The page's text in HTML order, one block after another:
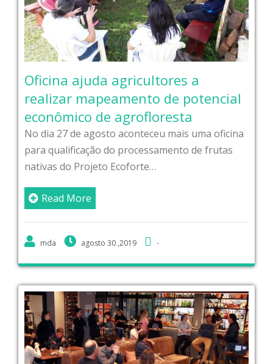
Oficina ajuda agricultores a
realizar mapeamento de potencial
econômico de agrofloresta
No dia 27 de agosto aconteceu mais uma oficina
para qualificação do processamento de frutas
nativas do Projeto Ecoforte…
Read More
mda agosto 30 ,2019 -